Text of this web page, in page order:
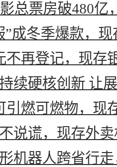
总票房破480亿
”成冬季爆款，
不再登记，现存
续硬核创新 让
引燃可燃物，现
说谎，现存外
机器人跨省行